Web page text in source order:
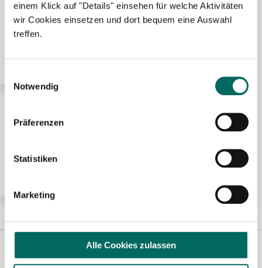
einem Klick auf "Details" einsehen für welche Aktivitäten
wir Cookies einsetzen und dort bequem eine Auswahl
treffen.
Notwendig
Präferenzen
Statistiken
Marketing
Alle Cookies zulassen
Pharmazeutisch-technischer Assistent (PTA) (m/w/d)
in Teilzeit ab sofort in Frankfurt am Main
🌟 PREMIUM-STELLENANGEBOT 🌟